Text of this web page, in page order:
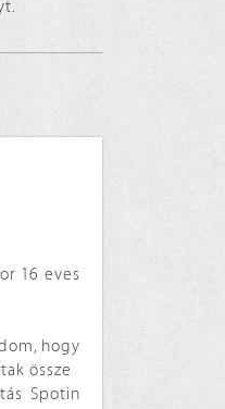
16 eves
hogy
össze
Spotin